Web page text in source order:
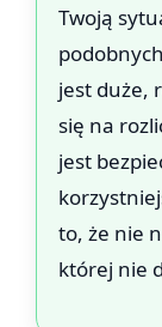
Twoją
jest duże,
się na
jest
to, że nie
której nie